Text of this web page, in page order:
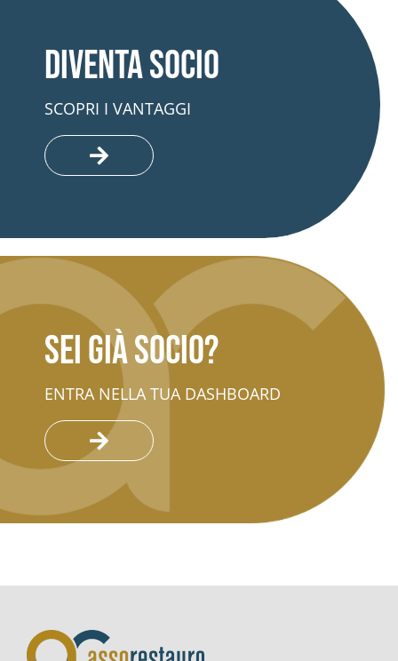
Diventa socio
SCOPRI I VANTAGGI
Sei già socio?
ENTRA NELLA TUA DASHBOARD